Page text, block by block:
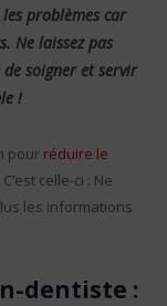
problèmes car
Ne laissez pas
soigner et servir
!
pour réduire le
celle-ci : Ne
les informations
dentiste :